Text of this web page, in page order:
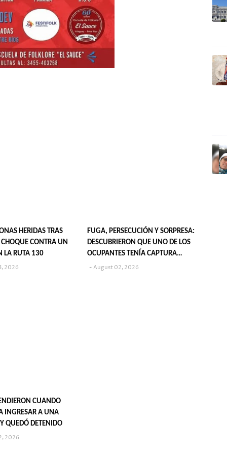
HERIDAS TRAS
CONTRA UN
LA RUTA 130
2026
FUGA, PERSECUCIÓN Y SORPRESA:
DESCUBRIERON QUE UNO DE LOS
OCUPANTES TENÍA CAPTURA
VIGENTE
August 02, 2026
CUANDO
INGRESAR A UNA
QUEDÓ DETENIDO
2026